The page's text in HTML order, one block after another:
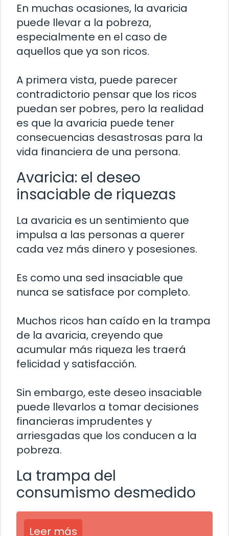
En muchas ocasiones, la avaricia
puede llevar a la pobreza,
especialmente en el caso de
aquellos que ya son ricos.
A primera vista, puede parecer
contradictorio pensar que los ricos
puedan ser pobres, pero la realidad
es que la avaricia puede tener
consecuencias desastrosas para la
vida financiera de una persona.
Avaricia: el deseo
insaciable de riquezas
La avaricia es un sentimiento que
impulsa a las personas a querer
cada vez más dinero y posesiones.
Es como una sed insaciable que
nunca se satisface por completo.
Muchos ricos han caído en la trampa
de la avaricia, creyendo que
acumular más riqueza les traerá
felicidad y satisfacción.
Sin embargo, este deseo insaciable
puede llevarlos a tomar decisiones
financieras imprudentes y
arriesgadas que los conducen a la
pobreza.
La trampa del
consumismo desmedido
Leer más